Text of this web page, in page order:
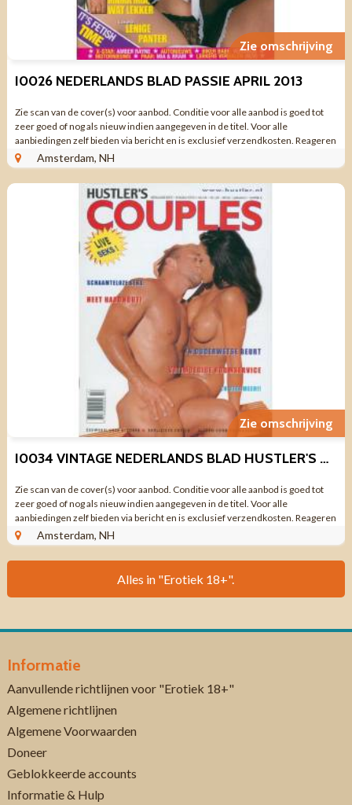
Zie omschrijving
I0026 NEDERLANDS BLAD PASSIE APRIL 2013
Zie scan van de cover(s) voor aanbod. Conditie voor alle aanbod is goed tot
zeer goed of nog als nieuw indien aangegeven in de titel. Voor alle
aanbiedingen zelf bieden via bericht en is exclusief verzendkosten. Reageren
via aanbieding ...
Amsterdam, NH
Zie omschrijving
I0034 VINTAGE NEDERLANDS BLAD HUSTLER'S COUPLES JAAR 1 NR 14
Zie scan van de cover(s) voor aanbod. Conditie voor alle aanbod is goed tot
zeer goed of nog als nieuw indien aangegeven in de titel. Voor alle
aanbiedingen zelf bieden via bericht en is exclusief verzendkosten. Reageren
via aanbieding ...
Amsterdam, NH
Alles in "Erotiek 18+".
Informatie
Aanvullende richtlijnen voor "Erotiek 18+"
Algemene richtlijnen
Algemene Voorwaarden
Doneer
Geblokkeerde accounts
Informatie & Hulp